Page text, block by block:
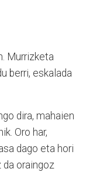
Murrizketa
berri, eskalada
dira, mahaien
Oro har,
dago eta hori
oraingoz